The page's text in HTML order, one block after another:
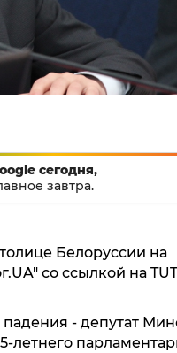
сегодня,
завтра.
Белоруссии на
со ссылкой на
падения - депутат
летнего